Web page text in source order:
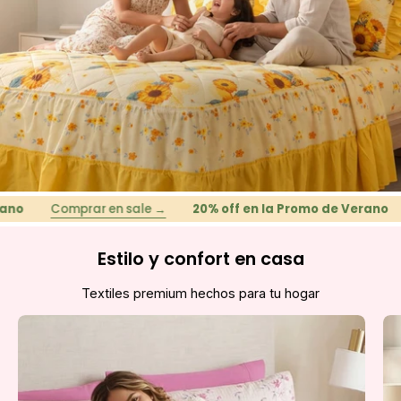
Comprar en sale → 20% off en la Promo de Verano
Estilo y confort en casa
Textiles premium hechos para tu hogar